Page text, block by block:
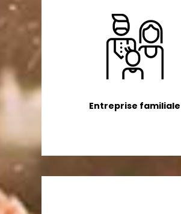
Entreprise familiale